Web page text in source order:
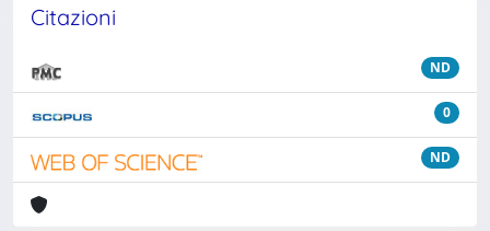
Citazioni
ND
0
ND